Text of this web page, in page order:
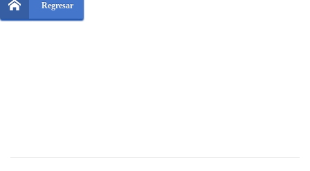
Regresar